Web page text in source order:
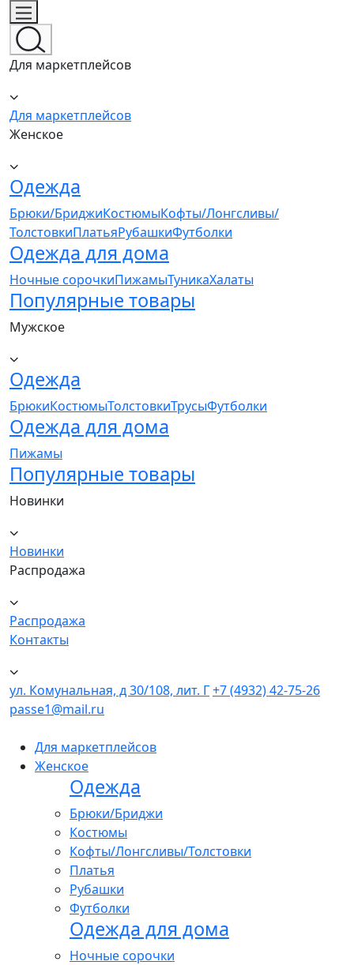
Для маркетплейсов
Для маркетплейсов
Женское
Одежда
Брюки/БриджиКостюмыКофты/Лонгсливы/
ТолстовкиПлатьяРубашкиФутболки
Одежда для дома
Ночные сорочкиПижамыТуникаХалаты
Популярные товары
Мужское
Одежда
БрюкиКостюмыТолстовкиТрусыФутболки
Одежда для дома
Пижамы
Популярные товары
Новинки
Новинки
Распродажа
Распродажа
Контакты
ул. Комунальная, д 30/108, лит. Г+7 (4932) 42-75-26
passe1@mail.ru
Для маркетплейсов
Женское
Одежда
Брюки/Бриджи
Костюмы
Кофты/Лонгсливы/Толстовки
Платья
Рубашки
Футболки
Одежда для дома
Ночные сорочки